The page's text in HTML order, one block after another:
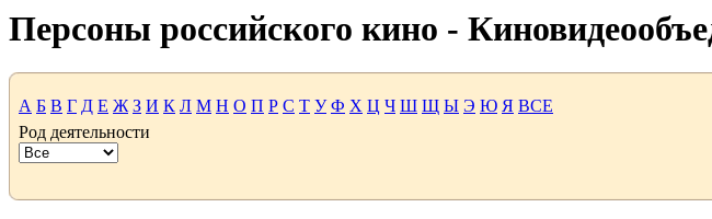
Персоны российского кино -
А Б В Г Д Е Ж З И К Л М Н О П Р С Т У Ф Х Ц Ч Ш Щ Ы Э Ю Я ВСЕ
Род деятельности